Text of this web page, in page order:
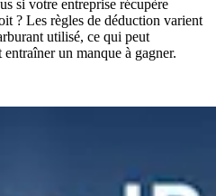
si votre entreprise récupère
? Les règles de déduction varient
utilisé, ce qui peut
un manque à gagner.